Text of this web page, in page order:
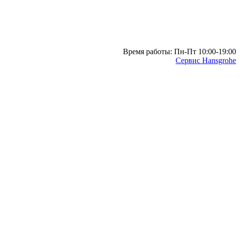
Время работы: Пн-Пт 10:00-19:00
Сервис Hansgrohe